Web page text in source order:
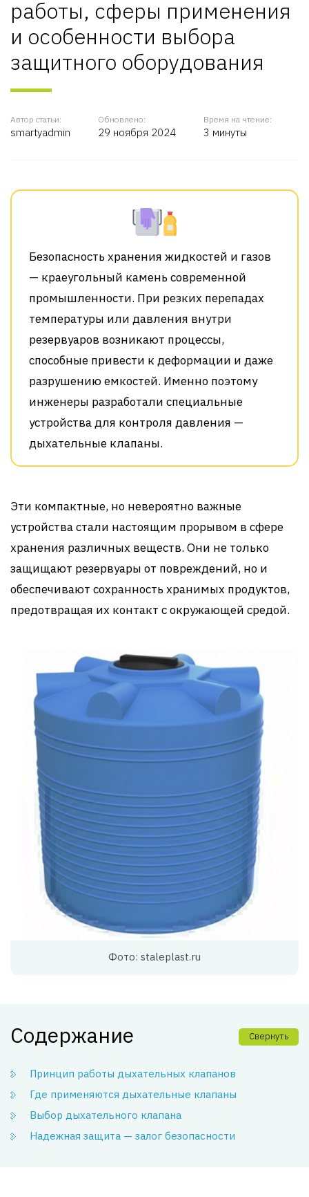
работы, сферы применения
и особенности выбора
защитного оборудования
Автор статьи:
smartyadmin
Обновлено:
29 ноября 2024
Время на чтение:
3 минуты
Безопасность хранения жидкостей и газов
— краеугольный камень современной
промышленности. При резких перепадах
температуры или давления внутри
резервуаров возникают процессы,
способные привести к деформации и даже
разрушению емкостей. Именно поэтому
инженеры разработали специальные
устройства для контроля давления —
дыхательные клапаны.
Эти компактные, но невероятно важные
устройства стали настоящим прорывом в сфере
хранения различных веществ. Они не только
защищают резервуары от повреждений, но и
обеспечивают сохранность хранимых продуктов,
предотвращая их контакт с окружающей средой.
Фото: staleplast.ru
Содержание Свернуть
Принцип работы дыхательных клапанов
Где применяются дыхательные клапаны
Выбор дыхательного клапана
Надежная защита — залог безопасности